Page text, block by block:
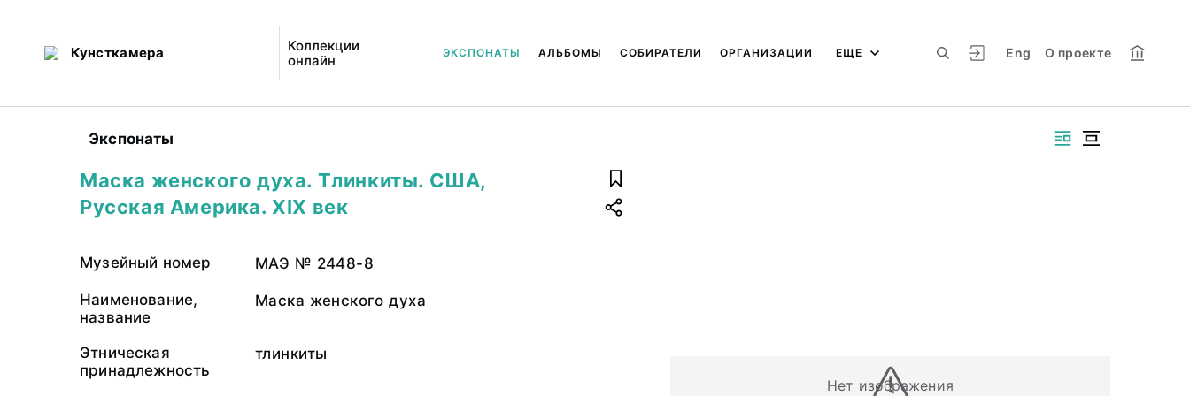
Кунсткамера
Коллекции
онлайн
Eng О проекте
ЭКСПОНАТЫ АЛЬБОМЫ СОБИРАТЕЛИ ОРГАНИЗАЦИИ ЕЩЕ
Экспонаты
Нет изображения
Маска женского духа. Тлинкиты. США,
Русская Америка. XIX век
Музейный номер МАЭ № 2448-8
Наименование,
название
Маска женского духа
Этническая
принадлежность
тлинкиты